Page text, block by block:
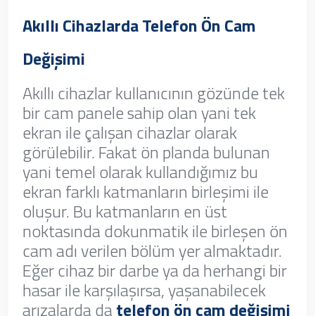
Akıllı Cihazlarda Telefon Ön Cam
Değişimi
Akıllı cihazlar kullanıcının gözünde tek
bir cam panele sahip olan yani tek
ekran ile çalışan cihazlar olarak
görülebilir. Fakat ön planda bulunan
yani temel olarak kullandığımız bu
ekran farklı katmanların birleşimi ile
oluşur. Bu katmanların en üst
noktasında dokunmatik ile birleşen ön
cam adı verilen bölüm yer almaktadır.
Eğer cihaz bir darbe ya da herhangi bir
hasar ile karşılaşırsa, yaşanabilecek
arızalarda datelefon ön cam değişimi